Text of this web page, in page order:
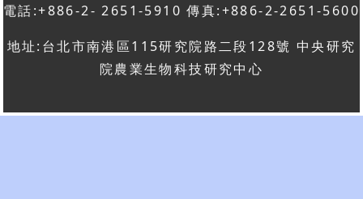
電話:+886-2- 2651-5910 傳真:+886-2-2651-5600
地址:台北市南港區115研究院路二段128號 中央研究
院農業生物科技研究中心